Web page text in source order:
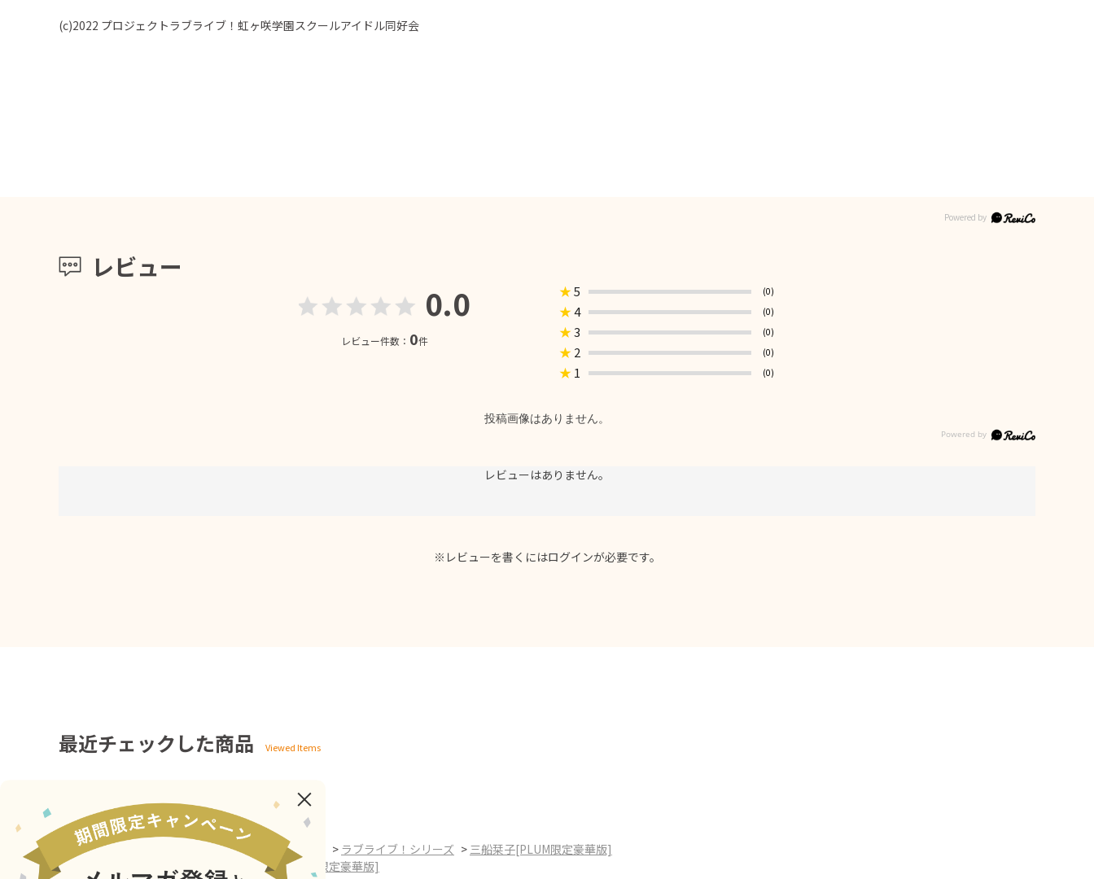
(c)2022 プロジェクトラブライブ！虹ヶ咲学園スクールアイドル同好会
レビュー
0.0
レビュー件数： 0件
★5 (0)
★4 (0)
★3 (0)
★ 2 (0)
★ 1 (0)
投稿画像はありません。
レビューはありません。
※レビューを書くにはログインが必要です。
最近チェックした商品
ホーム >ホビーブランド PLUM SHOP フィギュア > ラブライブ！シリーズ > 三船栞子[PLUM限定豪華版]
ホーム
アニメ・キャラクター 三船栞子[PLUM限定豪華版]